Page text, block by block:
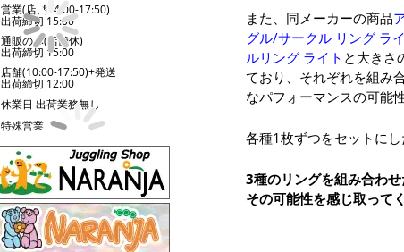
営業(店舗14:00-17:50)
出荷締切 15:00
通販のみ(店舗休)
出荷締切 15:00
店舗(10:00-17:50)+発送
出荷締切 12:00
休業日 出荷業務無し
特殊営業
また、同メーカーの商品
グル/サークル リング ラ
ルリング ライト と大きさ
ており、それぞれを組み
なパフォーマンスの可能
各種1枚ずつをセットに
3種のリングを組み合わ
その可能性を感じ取って